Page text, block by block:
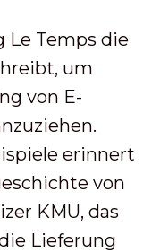
Le Temps die
um
von E-
erinnert
von
KMU, das
Lieferung